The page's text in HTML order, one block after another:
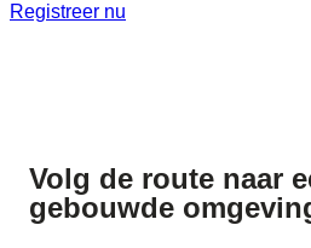
Registreer nu
Volg de route naar
gebouwde